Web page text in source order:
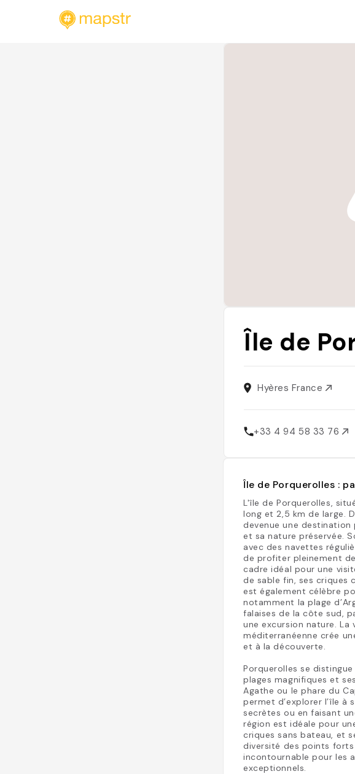
Île de
Hyères France
+33 4 94 58 33 76
Île de Porquerolles :
L'île de Porquerolles,
long et 2,5 km de large.
devenue une destination
et sa nature préservée.
avec des navettes
de profiter pleinement
cadre idéal pour une
de sable fin, ses criques
est également célèbre
notamment la plage
falaises de la côte sud,
une excursion nature.
méditerranéenne crée
et à la découverte.
Porquerolles se
plages magnifiques et
Agathe ou le phare du
permet d’explorer l’île à
secrètes ou en faisant
région est idéale pour
criques sans bateau, et
diversité des points
incontournable pour les
exceptionnels.